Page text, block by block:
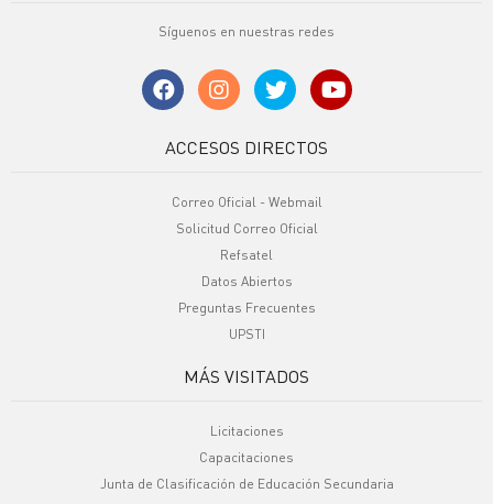
Síguenos en nuestras redes
ACCESOS DIRECTOS
Correo Oficial - Webmail
Solicitud Correo Oficial
Refsatel
Datos Abiertos
Preguntas Frecuentes
UPSTI
MÁS VISITADOS
Licitaciones
Capacitaciones
Junta de Clasificación de Educación Secundaria